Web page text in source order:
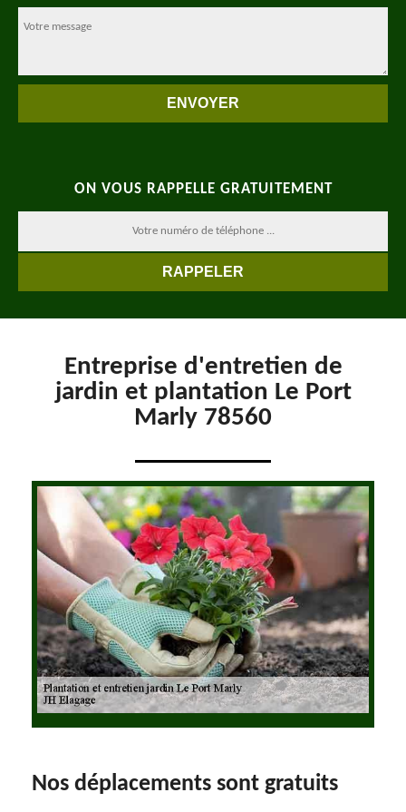
ON VOUS RAPPELLE GRATUITEMENT
Entreprise d'entretien de
jardin et plantation Le Port
Marly 78560
Nos déplacements sont gratuits